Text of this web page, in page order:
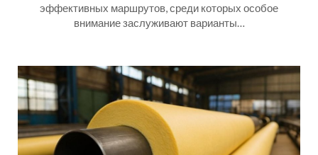
эффективных маршрутов, среди которых особое
внимание заслуживают варианты…